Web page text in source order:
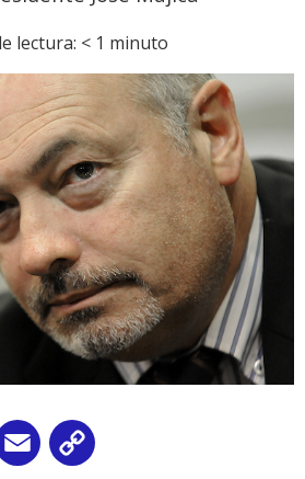
lectura: < 1 minuto
Email